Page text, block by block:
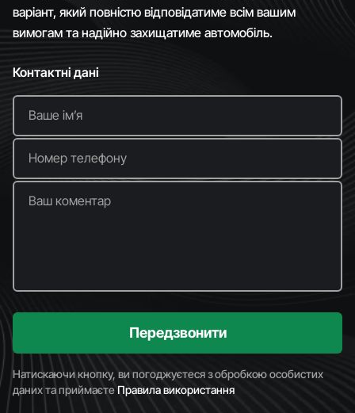
варіант, який повністю відповідатиме всім вашим
вимогам та надійно захищатиме автомобіль.
Контактні дані
Ваше імʼя
Номер телефону
Ваш коментар
Передзвонити
Натискаючи кнопку, ви погоджуєтеся з обробкою особистих
даних та приймаєтеПравила використання